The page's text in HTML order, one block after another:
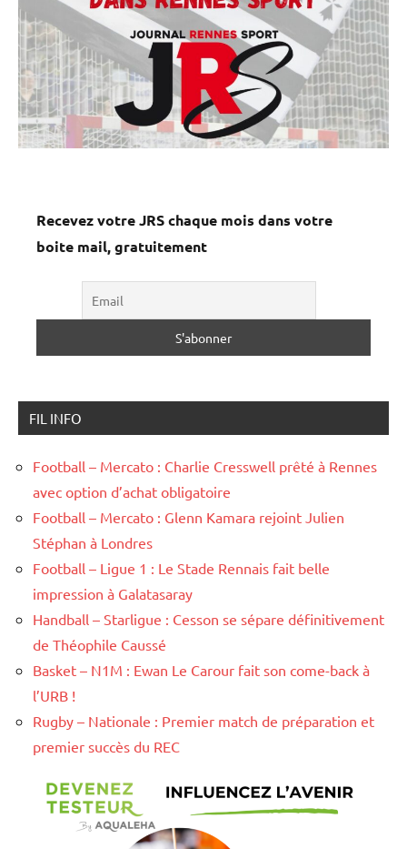
Recevez votre JRS chaque mois dans votre
boite mail, gratuitement
FIL INFO
Football – Mercato : Charlie Cresswell prêté à Rennes
avec option d’achat obligatoire
Football – Mercato : Glenn Kamara rejoint Julien
Stéphan à Londres
Football – Ligue 1 : Le Stade Rennais fait belle
impression à Galatasaray
Handball – Starligue : Cesson se sépare définitivement
de Théophile Caussé
Basket – N1M : Ewan Le Carour fait son come-back à
l’URB !
Rugby – Nationale : Premier match de préparation et
premier succès du REC